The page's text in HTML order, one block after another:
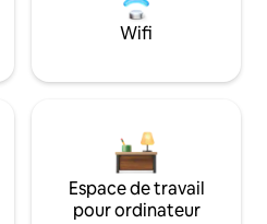
Wifi
Espace de travail
pour ordinateur